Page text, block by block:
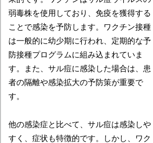
弱毒株を使用しており、免疫を獲得する
ことで感染を予防します。ワクチン接種
は一般的に幼少期に行われ、定期的な予
防接種プログラムに組み込まれていま
す。また、サル痘に感染した場合は、患
者の隔離や感染拡大の予防策が重要で
す。
他の感染症と比べて、サル痘は感染しや
すく、症状も特徴的です。しかし、ワク